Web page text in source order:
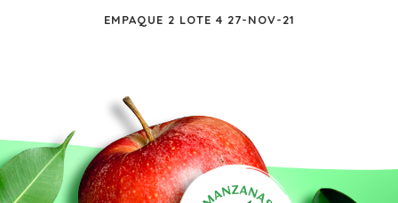
EMPAQUE 2 LOTE 4 27-NOV-21